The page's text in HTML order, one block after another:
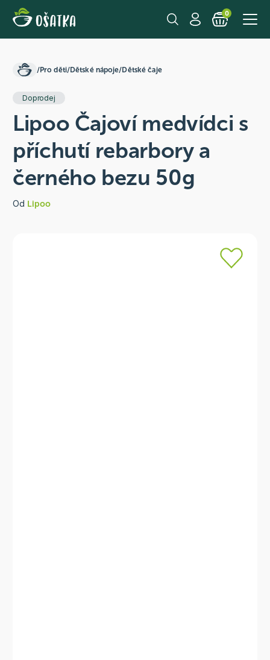
0
/Pro děti/Dětské nápoje/Dětské čaje
Doprodej
Lipoo Čajoví medvídci s
příchutí rebarbory a
černého bezu 50g
Od Lipoo